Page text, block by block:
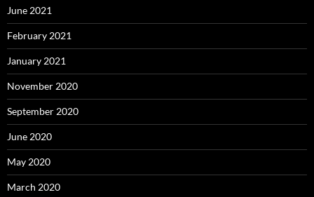
June 2021
February 2021
January 2021
November 2020
September 2020
June 2020
May 2020
March 2020